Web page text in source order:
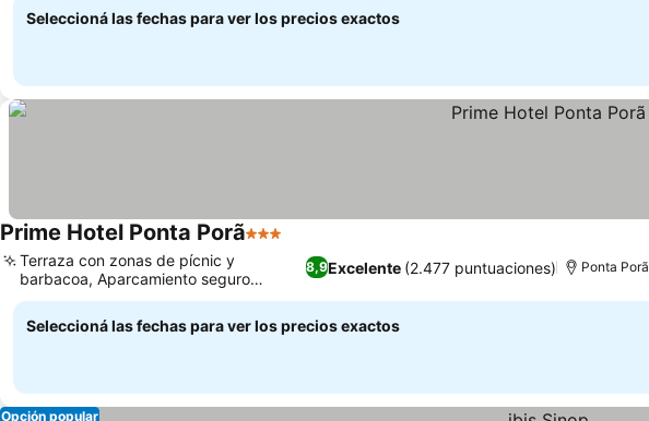
Seleccioná las fechas para ver los precios exactos
Prime Hotel Ponta Porã3 Estrellas
8,9Excelente (2.477 puntuaciones)
Terraza con zonas de pícnic y
barbacoa, Aparcamiento seguro
cubierto y descubierto
Ponta Porã
Seleccioná las fechas para ver los precios exactos
Opción popular